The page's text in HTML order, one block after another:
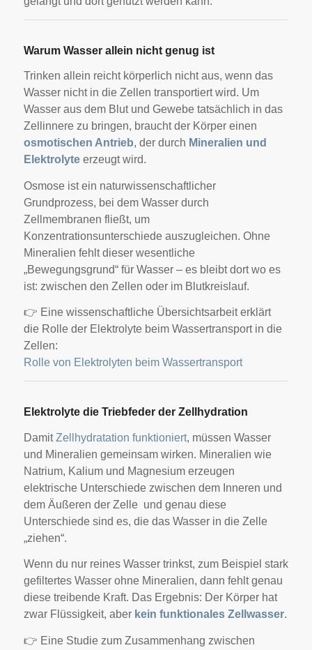
Warum Wasser allein nicht genug ist
Trinken allein reicht körperlich nicht aus, wenn das
Wasser nicht in die Zellen transportiert wird. Um
Wasser aus dem Blut und Gewebe tatsächlich in das
Zellinnere zu bringen, braucht der Körper einen
osmotischen Antrieb, der durch Mineralien und
Elektrolyteerzeugt wird.
Osmose ist ein naturwissenschaftlicher
Grundprozess, bei dem Wasser durch
Zellmembranen fließt, um
Konzentrationsunterschiede auszugleichen. Ohne
Mineralien fehlt dieser wesentliche
„Bewegungsgrund“ für Wasser – es bleibt dort wo es
ist: zwischen den Zellen oder im Blutkreislauf.
👉 Eine wissenschaftliche Übersichtsarbeit erklärt
die Rolle der Elektrolyte beim Wassertransport in die
Zellen:
Rolle von Elektrolyten beim Wassertransport
Elektrolyte die Triebfeder der Zellhydration
DamitZellhydratation funktioniert, müssen Wasser
und Mineralien gemeinsam wirken. Mineralien wie
Natrium, Kalium und Magnesium erzeugen
elektrische Unterschiede zwischen dem Inneren und
dem Äußeren der Zelle und genau diese
Unterschiede sind es, die das Wasser in die Zelle
„ziehen“.
Wenn du nur reines Wasser trinkst, zum Beispiel stark
gefiltertes Wasser ohne Mineralien, dann fehlt genau
diese treibende Kraft. Das Ergebnis: Der Körper hat
zwar Flüssigkeit, aber kein funktionales Zellwasser.
👉 Eine Studie zum Zusammenhang zwischen